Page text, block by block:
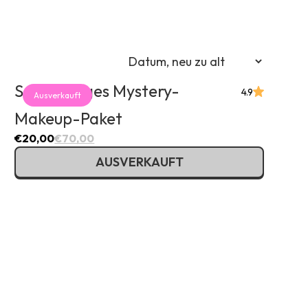
€)
€)
€)
Lei)
Sechsteiliges Mystery-
Makeup-Paket
4.9
€20,00€70,00
AUSVERKAUFT
Ausverkauft